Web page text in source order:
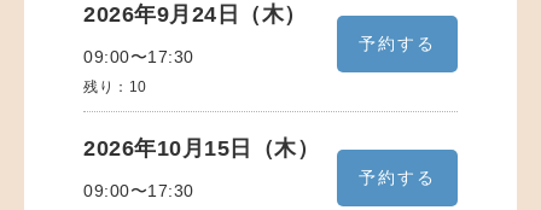
2026年9月24日（木）
09:00〜17:30
残り： 10
予約する
2026年10月15日（木）
09:00〜17:30
予約する